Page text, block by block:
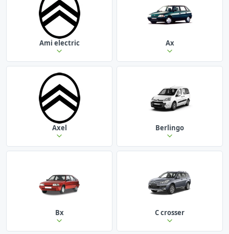
Ami electric Ax
Axel Berlingo
Bx C crosser